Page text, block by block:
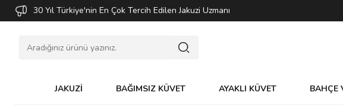
30 Yıl Türkiye'nin En Çok Tercih Edilen Jakuzi Uzmanı
JAKUZİ BAĞIMSIZ KÜVET AYAKLI KÜVET BAHÇE